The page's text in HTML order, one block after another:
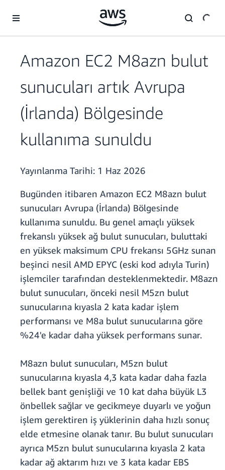
Amazon EC2 M8azn bulut
sunucuları artık Avrupa
(İrlanda) Bölgesinde
kullanıma sunuldu
Yayınlanma Tarihi: 1 Haz 2026
Bugünden itibaren Amazon EC2 M8azn bulut
sunucuları Avrupa (İrlanda) Bölgesinde
kullanıma sunuldu. Bu genel amaçlı yüksek
frekanslı yüksek ağ bulut sunucuları, buluttaki
en yüksek maksimum CPU frekansı 5GHz sunan
beşinci nesil AMD EPYC (eski kod adıyla Turin)
işlemciler tarafından desteklenmektedir. M8azn
bulut sunucuları, önceki nesil M5zn bulut
sunucularına kıyasla 2 kata kadar işlem
performansı ve M8a bulut sunucularına göre
%24'e kadar daha yüksek performans sunar.
M8azn bulut sunucuları, M5zn bulut
sunucularına kıyasla 4,3 kata kadar daha fazla
bellek bant genişliği ve 10 kat daha büyük L3
önbellek sağlar ve gecikmeye duyarlı ve yoğun
işlem gerektiren iş yüklerinin daha hızlı sonuç
elde etmesine olanak tanır. Bu bulut sunucuları
ayrıca M5zn bulut sunucularına kıyasla 2 kata
kadar ağ aktarım hızı ve 3 kata kadar EBS